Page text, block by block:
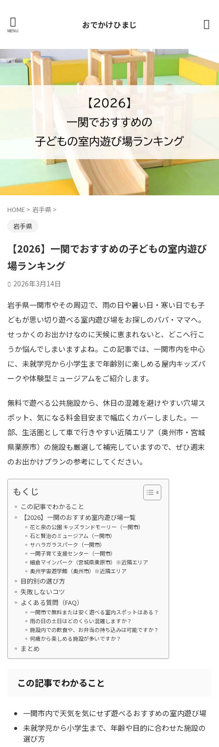
おでかけひまじ
HOME > 岩手県 >
岩手県
【2026】一関でおすすめの子どもの室内遊び
場ランキング
2026年3月14日
岩手県一関市やその周辺で、雨の日や暑い日・寒い日でも子
どもが思い切り遊べる室内遊び場をお探しのパパ・ママへ。
せっかくのお出かけなのに天候に恵まれないと、どこへ行こ
うか悩んでしまいますよね。この記事では、一関市内を中心
に、未就学児から小学生まで年齢別に楽しめる屋内キッズパ
ークや体験型ミュージアムをご紹介します。
無料で遊べる公共施設から、休日の混雑を避けやすい穴場ス
ポット、気になる料金目安まで幅広くカバーしました。一
部、生活圏として車で行きやすい近隣エリア（奥州市・宮城
県栗原市）の施設も厳選して補完していますので、ぜひ週末
のお出かけプランの参考にしてください。
もくじ
この記事でわかること
【2026】一関のおすすめ室内遊び場一覧
花と泉の公園 キッズランドモーリー（一関市）
石と賢治のミュージアム（一関市）
サハラガラスパーク（一関市）
一関子育て支援センター（一関市）
細倉マインパーク（宮城県栗原市）※近隣エリア
奥州宇宙遊学館（奥州市）※近隣エリア
目的別の選び方
失敗しないコツ
よくある質問（FAQ）
一関市で無料または安く遊べる室内スポットはある？
雨の日の土日はどのくらい混雑しますか？
施設内での飲食や、お弁当の持ち込みは可能ですか？
何歳から楽しめる施設が多いですか？
まとめ
この記事でわかること
一関市内で天気を気にせず遊べるおすすめの室内遊び場
未就学児から小学生まで、年齢や目的に合わせた施設の
選び方